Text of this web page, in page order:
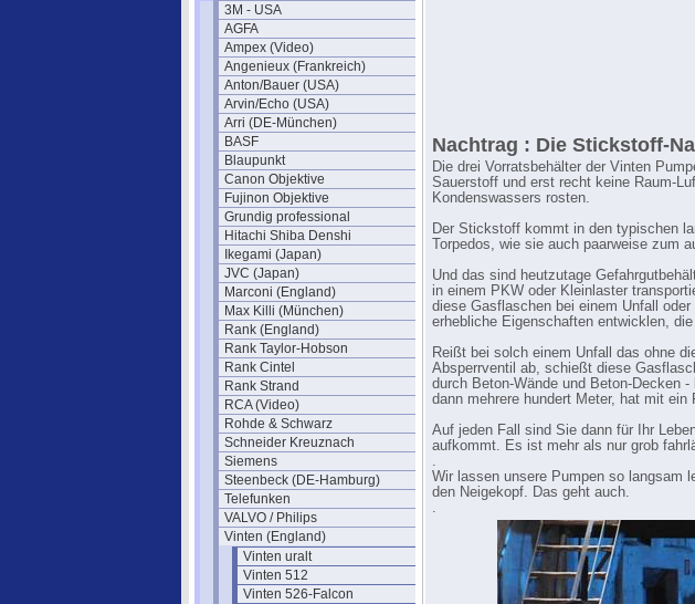
3M - USA
AGFA
Ampex (Video)
Angenieux (Frankreich)
Anton/Bauer (USA)
Arvin/Echo (USA)
Arri (DE-München)
BASF
Blaupunkt
Canon Objektive
Fujinon Objektive
Grundig professional
Hitachi Shiba Denshi
Ikegami (Japan)
JVC (Japan)
Marconi (England)
Max Killi (München)
Rank (England)
Rank Taylor-Hobson
Rank Cintel
Rank Strand
RCA (Video)
Rohde & Schwarz
Schneider Kreuznach
Siemens
Steenbeck (DE-Hamburg)
Telefunken
VALVO / Philips
Vinten (England)
Vinten uralt
Vinten 512
Vinten 526-Falcon
Nachtrag : Die Stickstoff-
Die drei Vorratsbehälter der Vinten
Sauerstoff und erst recht keine Raum-
Kondenswassers rosten.
Der Stickstoff kommt in den typischen
Torpedos, wie sie auch paarweise zum
Und das sind heutzutage
in einem PKW oder Kleinlaster
diese Gasflaschen bei einem Unfall
erhebliche Eigenschaften entwicklen,
Reißt bei solch einem Unfall das ohne
Absperrventil ab, schießt diese
durch Beton-Wände und Beton-Decken
dann mehrere hundert Meter, hat mit ein
Auf jeden Fall sind Sie dann für Ihr
aufkommt. Es ist mehr als nur grob
.
Wir lassen unsere Pumpen so langsam
den Neigekopf. Das geht auch.
.